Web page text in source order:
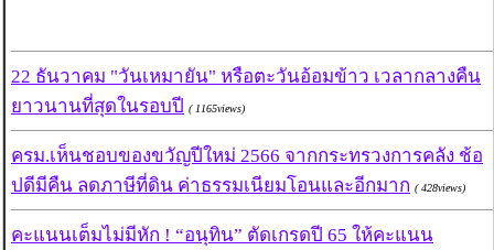
22 ธันวาคม "วันเหมายัน" หรือตะวันอ้อมข้าว เวลากลางคืน
ยาวนานที่สุดในรอบปี ( 1165views)
ครม.เห็นชอบของขวัญปีใหม่ 2566 จากกระทรวงการคลัง ช้อ
ปดีมีคืน ลดภาษีที่ดิน ค่าธรรมเนียมโอนและอีกมาก ( 428views)
คะแนนเต็มไม่มีหัก ! “อนุทิน” ตัดเกรดปี 65 ให้คะแนน